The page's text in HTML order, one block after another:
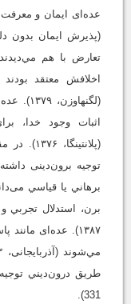
عده‌ای ايمان و معرفت
(پذيرش ايمان بدون
اخلافش معتقد
اثبات وجود خدا،
توجيه برون‌دینی
برن، استدلال تجربي
۱۳۸۷). عده‌ای
331).